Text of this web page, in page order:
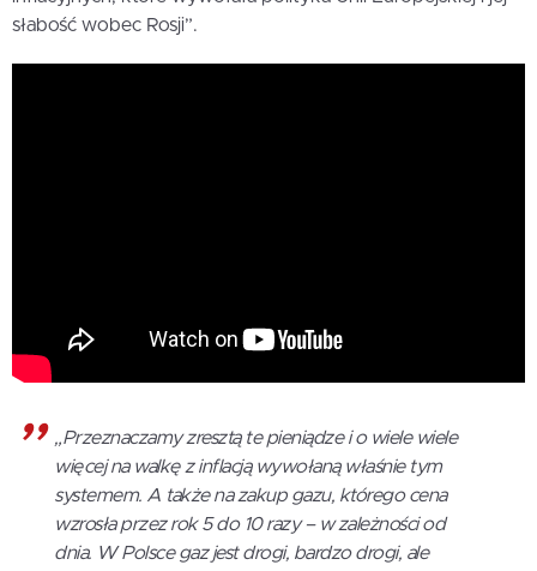
słabość wobec Rosji”.
„Przeznaczamy zresztą te pieniądze i o wiele wiele
więcej na walkę z inflacją wywołaną właśnie tym
systemem. A także na zakup gazu, którego cena
wzrosła przez rok 5 do 10 razy – w zależności od
dnia. W Polsce gaz jest drogi, bardzo drogi, ale